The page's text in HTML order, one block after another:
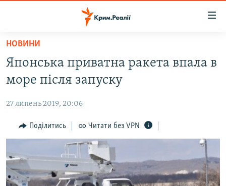
Перейти
основного
матеріалу
Перейти
до
навігації
Перейти
пошуку
ВІДЕО ТА ФОТО
ПОЛІТИКА
БЛОГИ
ІНТЕРВ'Ю
ВСЕ ЗА ДЕНЬ
НОВИНИ
Японська приватна ракета впала в
море після запуску
27 липень 2019, 20:06
Поділитись Читати без VPN